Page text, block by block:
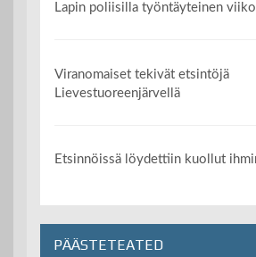
Lapin poliisilla työntäyteinen
Viranomaiset tekivät etsintöjä
Lievestuoreenjärvellä
Etsinnöissä löydettiin kuollut
PÄÄSTETEATED